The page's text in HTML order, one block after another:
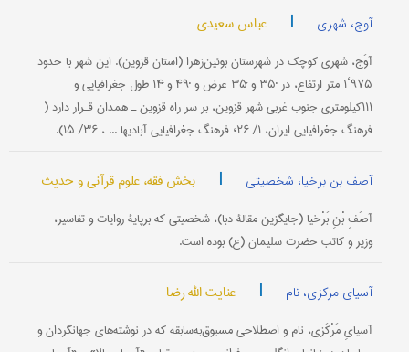
آوج، شهری | عباس سعیدی
آوَج، شهری کوچک در شهرستان بوئین‌زهرا (استان قزوین). این شهر با حدود
۹۷۵‘۱ متر ارتفاع، در ˚۳۵ و ́۳۵ عرض و ˚۴۹ و ́́۱۴ طول جغرافیایی و
۱۱۱کیلومتری جنوب غربی شهر قزوین، بر سر راه قزوین ـ همدان قـرار دارد (
‌فرهنگ جغرافیایی ایران، ۱/ ۲۶؛ فرهنگ جغرافیایی آبادیها ... ، ۳۶/ ۱۵).
آصف بن برخیا، شخصیتی | بخش فقه، علوم قرآنی و حدیث
آصَفِ بْنِ ‎بَرْخیا (جایگزین مقالۀ دبا)، شخصیتی که برپایۀ روایات و تفاسیر،
وزیر و کاتب حضرت سلیمان (ع) بوده است.
آسیای مرکزی، نام | عنایت الله رضا
آسیایِ مَرْکَزی، نام و اصطلاحی مسبوق‌به‌سابقه که در نوشته‌های جهانگردان و